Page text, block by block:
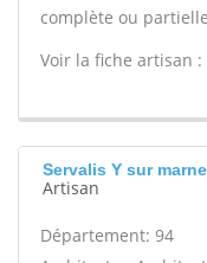
complète ou
Voir la fiche artisan :
Servalis Y sur
Artisan
Département: 94